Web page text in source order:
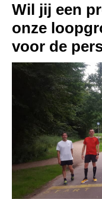
Wil jij een
onze
voor de